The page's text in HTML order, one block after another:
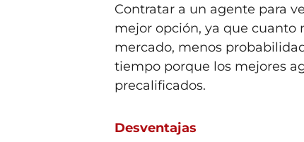
Contratar a un agente para
mejor opción, ya que cuanto
mercado, menos
tiempo porque los mejores
precalificados.
Desventajas